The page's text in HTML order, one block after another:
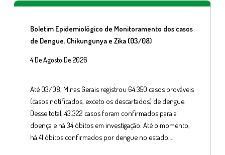
Boletim Epidemiológico de Monitoramento dos casos
de Dengue, Chikungunya e Zika (03/08)
4 De Agosto De 2026
Até 03/08, Minas Gerais registrou 64.350 casos prováveis
(casos notificados, exceto os descartados) de dengue.
Desse total, 43.322 casos foram confirmados para a
doença e há 34 óbitos em investigação. Até o momento,
há 41 óbitos confirmados por dengue no estado….